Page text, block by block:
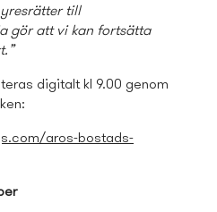
till
gör att vi kan fortsätta
digitalt kl 9.00 genom
aros-bostads­